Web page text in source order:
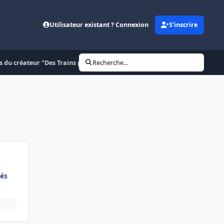
Utilisateur existant ? Connexion S’inscrire
du créateur "Des Trains pas comme les autres"
Recherche...